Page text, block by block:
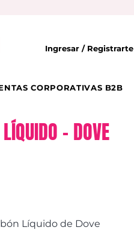
Ingresar / Registrarte
CORPORATIVAS B2B
– DOVE
Líquido de Dove